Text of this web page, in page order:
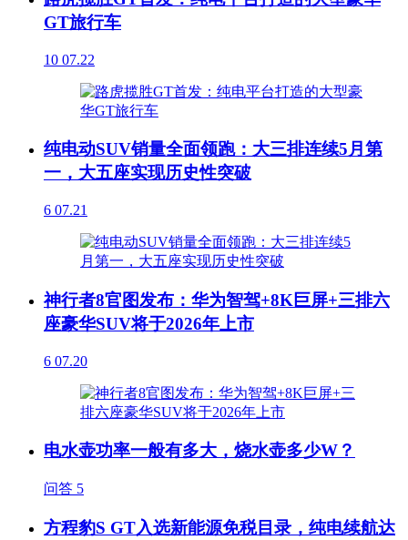
GT旅行车
10 07.22
纯电动SUV销量全面领跑：大三排连续5月第
一，大五座实现历史性突破
6 07.21
神行者8官图发布：华为智驾+8K巨屏+三排六
座豪华SUV将于2026年上市
6 07.20
电水壶功率一般有多大，烧水壶多少W？
问答 5
方程豹S GT入选新能源免税目录，纯电续航达